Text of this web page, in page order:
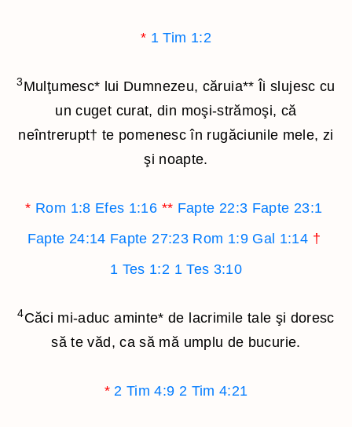
* 1 Tim 1:2
3 Mulţumesc* lui Dumnezeu, căruia** Îi slujesc cu
un cuget curat, din moşi-strămoşi, că
neîntrerupt† te pomenesc în rugăciunile mele, zi
şi noapte.
* Rom 1:8 Efes 1:16 ** Fapte 22:3 Fapte 23:1
Fapte 24:14 Fapte 27:23 Rom 1:9 Gal 1:14 †
1 Tes 1:2 1 Tes 3:10
4Căci mi-aduc aminte* de lacrimile tale şi doresc
să te văd, ca să mă umplu de bucurie.
* 2 Tim 4:9 2 Tim 4:21